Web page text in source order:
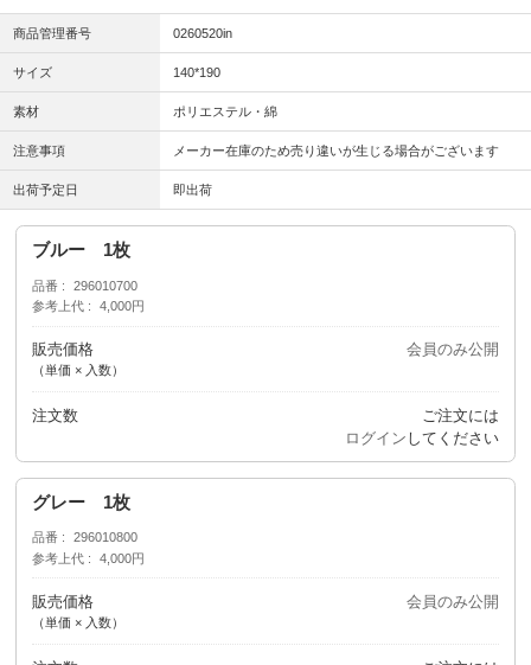
商品管理番号 0260520in
サイズ 140*190
素材 ポリエステル・綿
注意事項 メーカー在庫のため売り違いが生じる場合がございます
出荷予定日 即出荷
ブルー 1枚
品番
296010700
参考上代
4,000円
販売価格
（単価 × 入数）
会員のみ公開
注文数
ご注文には
ログイン してください
グレー 1枚
品番
296010800
参考上代
4,000円
販売価格
（単価 × 入数）
会員のみ公開